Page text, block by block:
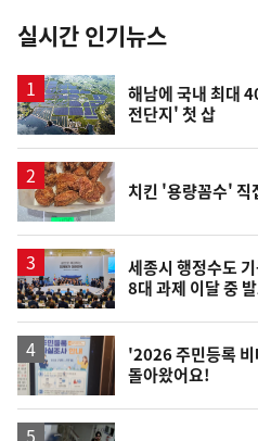
뉴
스
실시간 인기뉴스
해남에 국내 최대
전단지' 첫 삽
치킨 '용량꼼수' 직
세종시 행정수도
8대 과제 이달 중
'2026 주민등록
돌아왔어요!
영